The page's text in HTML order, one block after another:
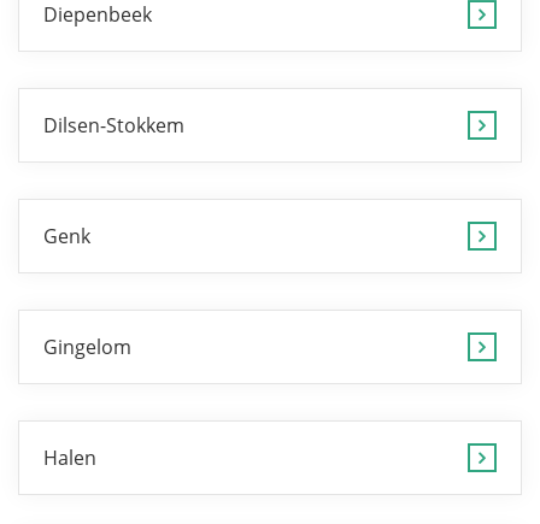
Diepenbeek
Dilsen-Stokkem
Genk
Gingelom
Halen